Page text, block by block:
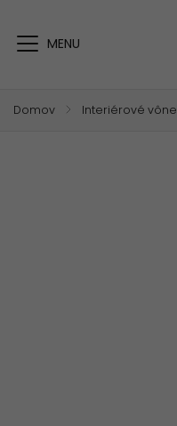
Domov / Interiérové vône